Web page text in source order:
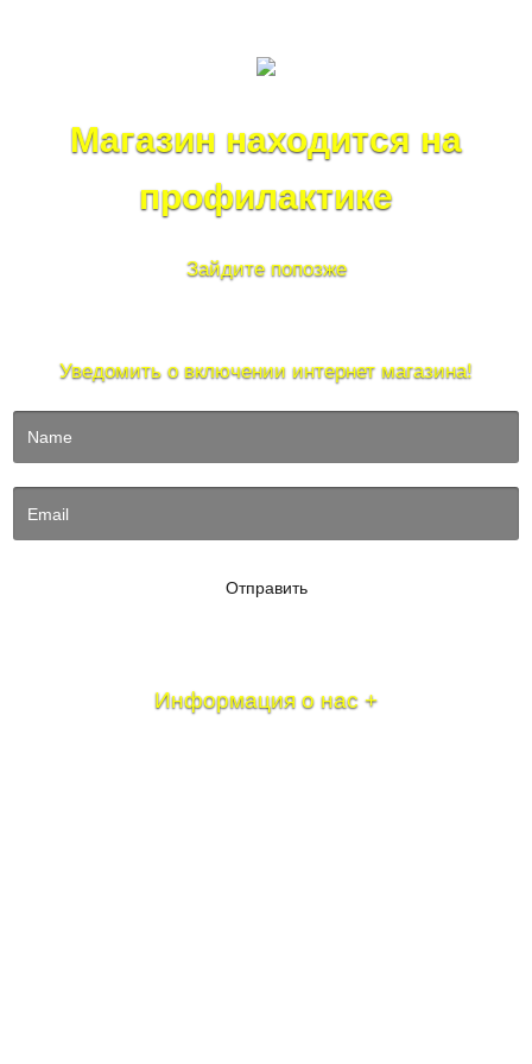
Магазин находится на
профилактике
Зайдите попозже
Уведомить о включении интернет магазина!
Отправить
Информация о нас +